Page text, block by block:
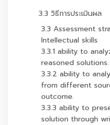
3.3 วิธีการประเมินผล
3.3 Assessment
Intellectual skills
3.3.1 ability to
reasoned solutions.
3.3.2 ability to
from different
outcome.
3.3.3 ability to
solution through